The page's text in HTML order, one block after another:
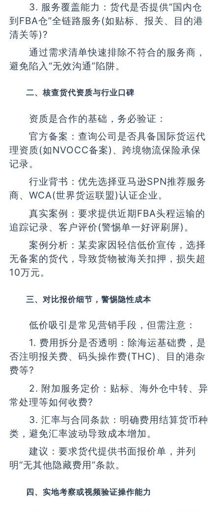
3. 服务覆盖能力：货代是否提供“国内仓
到FBA仓”全链路服务(如贴标、报关、目的港
清关等)?
通过需求清单快速排除不符合的服务商，
避免陷入“无效沟通”陷阱。
二、核查货代资质与行业口碑
资质是合作的基础，务必验证：
官方备案：查询公司是否具备国际货运代
理资质(如NVOCC备案)、跨境物流保险承保
记录。
行业背书：优先选择亚马逊SPN推荐服务
商、WCA(世界货运联盟)认证企业。
真实案例：要求提供近期FBA头程运输的
追踪记录、客户评价(警惕单一好评刷屏)。
案例分析：某卖家因轻信低价宣传，选择
无备案的货代，导致货物被海关扣押，损失超
10万元。
三、对比报价细节，警惕隐性成本
低价吸引是常见营销手段，但需注意：
1. 费用拆分是否透明：除海运基础费，是
否注明报关费、码头操作费(THC)、目的港杂
费等?
2. 附加服务定价：贴标、海外仓中转、异
常处理等如何收费?
3. 汇率与合同条款：明确费用结算货币种
类，避免汇率波动导致成本增加。
建议：要求货代提供书面报价单，并列
明“无其他隐藏费用”条款。
四、实地考察或视频验证操作能力